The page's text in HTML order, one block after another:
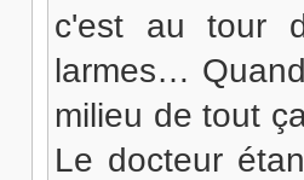
c'est au tour
larmes…
milieu de tout
Le docteur